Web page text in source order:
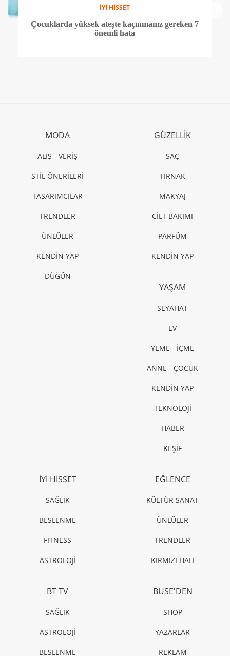
İYİ HİSSET
Çocuklarda yüksek ateşte kaçınmanız gereken 7
önemli hata
MODA
ALIŞ - VERİŞ
STİL ÖNERİLERİ
TASARIMCILAR
TRENDLER
ÜNLÜLER
KENDİN YAP
DÜĞÜN
GÜZELLİK
SAÇ
TIRNAK
MAKYAJ
CİLT BAKIMI
PARFÜM
KENDİN YAP
YAŞAM
SEYAHAT
EV
YEME - İÇME
ANNE - ÇOCUK
KENDİN YAP
TEKNOLOJİ
HABER
KEŞİF
İYİ HİSSET
SAĞLIK
BESLENME
FITNESS
ASTROLOJİ
EĞLENCE
KÜLTÜR SANAT
ÜNLÜLER
TRENDLER
KIRMIZI HALI
BT TV
SAĞLIK
ASTROLOJİ
BESLENME
BUSE'DEN
SHOP
YAZARLAR
REKLAM